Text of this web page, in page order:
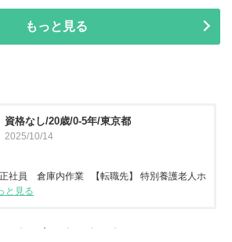
もっと見る
資格なし/20歳/0-5年/東京都
2025/10/14
社員 倉庫内作業 【転職先】 特別養護老人ホ
と見る